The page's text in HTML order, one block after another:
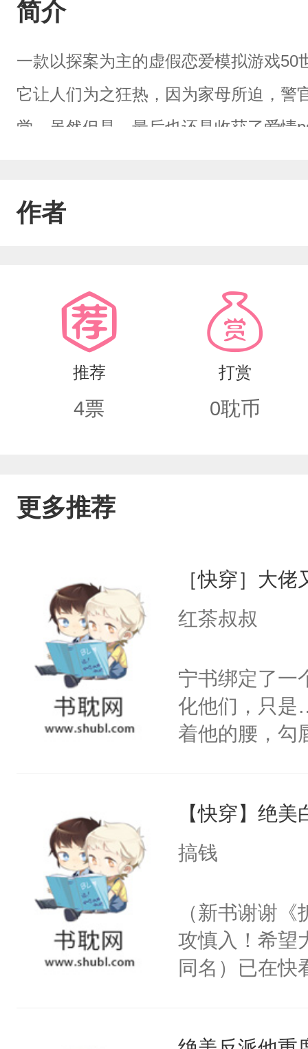
简介
一款以探案为主的虚假恋爱模拟游戏
它让人们为之狂热，因为家母所迫，警
觉，虽然但是，最后也还是收获了爱情
怖5.会很冲突
作者
推荐
4票
打赏
0耽币
更多推荐
［快穿］大
红茶叔叔
宁书绑定了一
化他们，只是
着他的腰，勾
来，给老公
用力——为你
【快穿】绝
搞钱
（新书谢谢
攻慎入！希望
同名）已在快